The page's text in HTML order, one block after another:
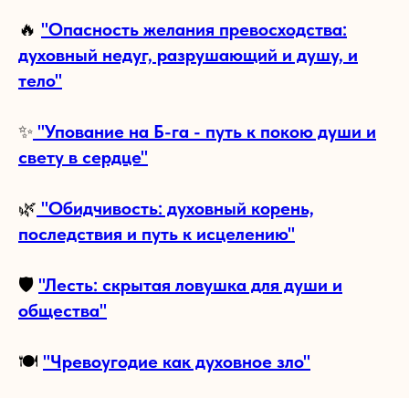
🔥 "Опасность желания превосходства:
духовный недуг, разрушающий и душу, и
тело"
✨ "Упование на Б-га - путь к покою души и
свету в сердце"
🌿 "Обидчивость: духовный корень,
последствия и путь к исцелению"
🛡 "Лесть: скрытая ловушка для души и
общества"
🍽 "Чревоугодие как духовное зло"